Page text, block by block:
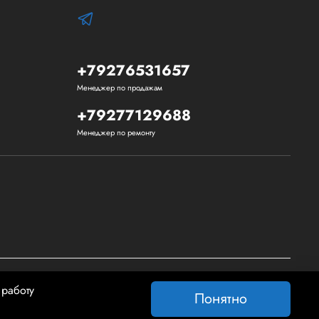
+79276531657
Менеджер по продажам
+79277129688
Менеджер по ремонту
Понятно